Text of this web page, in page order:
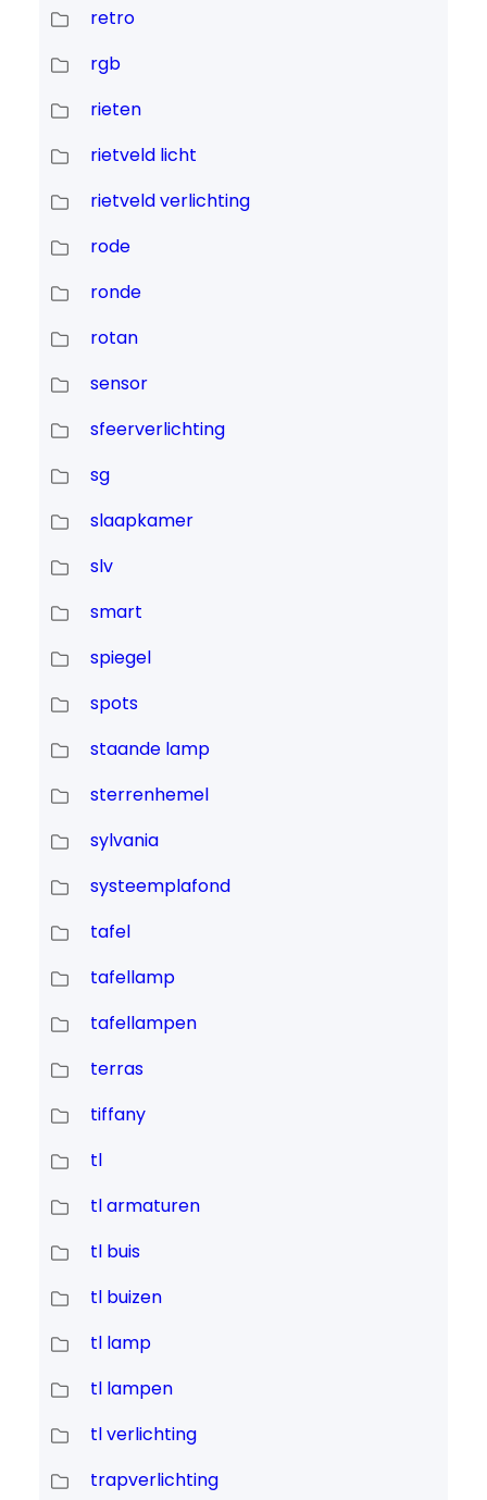
retro
rgb
rieten
rietveld licht
rietveld verlichting
rode
ronde
rotan
sensor
sfeerverlichting
sg
slaapkamer
slv
smart
spiegel
spots
staande lamp
sterrenhemel
sylvania
systeemplafond
tafel
tafellamp
tafellampen
terras
tiffany
tl
tl armaturen
tl buis
tl buizen
tl lamp
tl lampen
tl verlichting
trapverlichting